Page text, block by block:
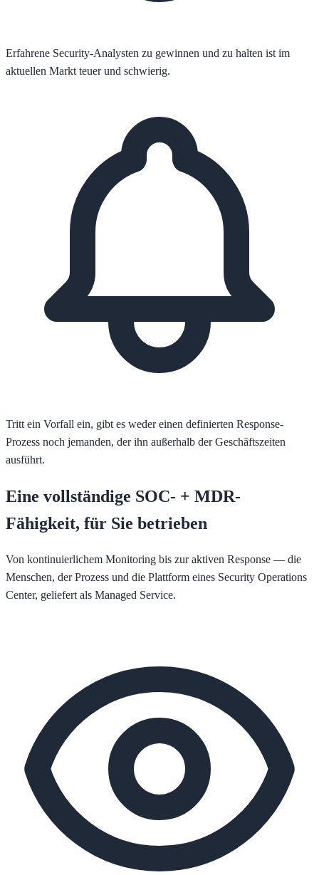
Erfahrene Security-Analysten zu gewinnen und zu halten ist im
aktuellen Markt teuer und schwierig.
Tritt ein Vorfall ein, gibt es weder einen definierten Response-
Prozess noch jemanden, der ihn außerhalb der Geschäftszeiten
ausführt.
Eine vollständige SOC- + MDR-
Fähigkeit, für Sie betrieben
Von kontinuierlichem Monitoring bis zur aktiven Response — die
Menschen, der Prozess und die Plattform eines Security Operations
Center, geliefert als Managed Service.